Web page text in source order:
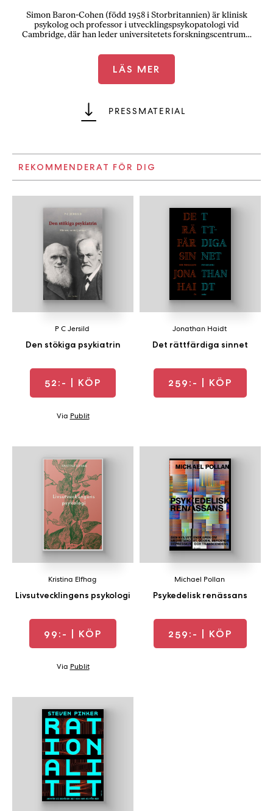
Simon Baron-Cohen (född 1958 i Storbritannien) är klinisk
psykolog och professor i utvecklingspsykopatologi vid
Cambridge, där han leder universitetets forskningscentrum…
LÄS MER
PRESSMATERIAL
REKOMMENDERAT FÖR DIG
Den stökiga psykiatrin
P C Jersild
52:- | KÖP
Via Publit
Det rättfärdiga sinnet
Jonathan Haidt
259:- | KÖP
Livsutvecklingens psykologi
Kristina Elfhag
99:- | KÖP
Via Publit
Psykedelisk renässans
Michael Pollan
259:- | KÖP